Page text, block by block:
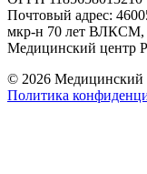
Почтовый адрес:
мкр-н 70 лет ВЛКСМ,
Медицинский центр
© 2026 Медицинский
Политика